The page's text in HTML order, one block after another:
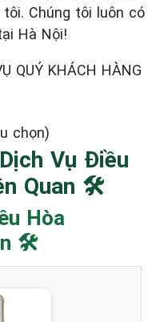
Chúng tôi luôn có
Hà Nội!
QUÝ KHÁCH HÀNG
chọn)
Vụ Điều
Quan 🛠️
Hòa
🛠️